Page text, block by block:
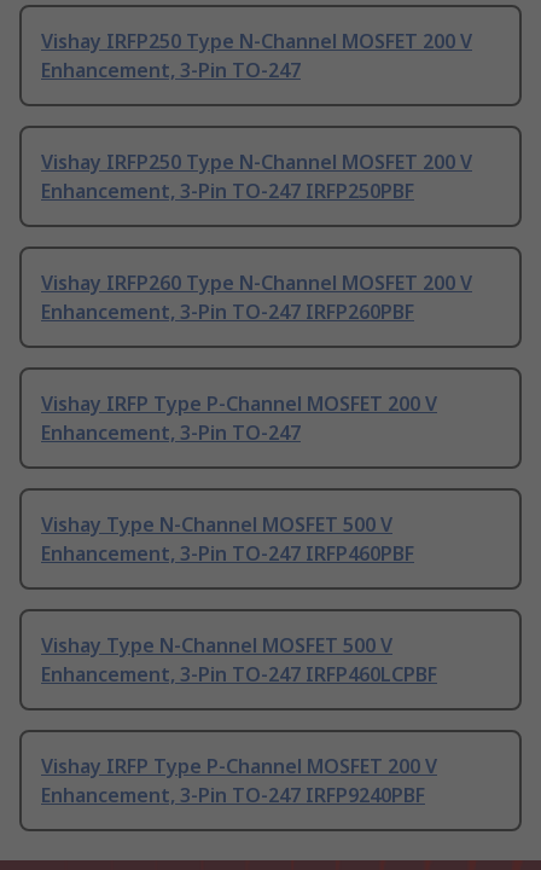
Vishay IRFP250 Type N-Channel MOSFET 200 V
Enhancement, 3-Pin TO-247
Vishay IRFP250 Type N-Channel MOSFET 200 V
Enhancement, 3-Pin TO-247 IRFP250PBF
Vishay IRFP260 Type N-Channel MOSFET 200 V
Enhancement, 3-Pin TO-247 IRFP260PBF
Vishay IRFP Type P-Channel MOSFET 200 V
Enhancement, 3-Pin TO-247
Vishay Type N-Channel MOSFET 500 V
Enhancement, 3-Pin TO-247 IRFP460PBF
Vishay Type N-Channel MOSFET 500 V
Enhancement, 3-Pin TO-247 IRFP460LCPBF
Vishay IRFP Type P-Channel MOSFET 200 V
Enhancement, 3-Pin TO-247 IRFP9240PBF